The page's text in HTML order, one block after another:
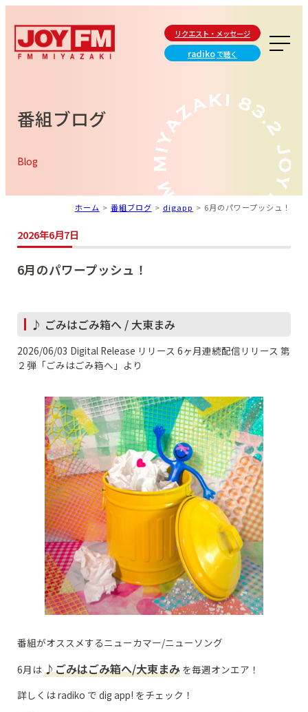
リクエスト・メッセージ
radiko で聴く
番組ブログ
Blog
ホーム > 番組ブログ > digapp > 6月のパワープッシュ！
2026年6月7日
6月のパワープッシュ！
♪ ごみはごみ箱へ / 大東まみ
2026/06/03 Digital Release リリース 6ヶ月連続配信リリース 第
２弾「ごみはごみ箱へ」より
番組がオススメするニューカマー/ニューソング
6月は♪ごみはごみ箱へ/大東まみ を毎週オンエア！
詳しくは radiko で dig app! をチェック！